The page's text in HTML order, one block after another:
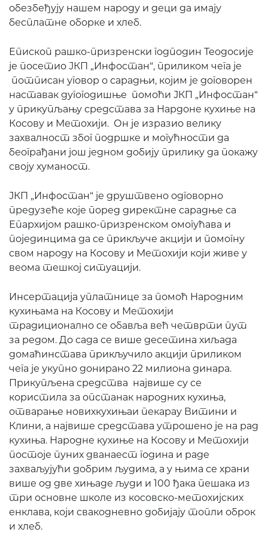
обезбеђују нашем народу и деци да имају
бесплатне оборке и хлеб.
Епископ рашко-призренски годподин Теодосије
је посетио ЈКП „Инфостан“, приликом чега је
потписан уговор о сарадњи, којим је договорен
наставак дугогодишње помоћи ЈКП „Инфостан“
у прикупљању средстава за Нардоне кухиње на
Косову и Метохији. Он је изразио велику
захвалност због подршке и могућности да
београђани још једном добију прилику да покажу
своју хуманост.
ЈКП „Инфостан“ је друштвено одговорно
предузеће које поред директне сарадње са
Епархијом рашко-призренском омогућава и
појединцима да се прикључе акцији и помогну
свом народу на Косову и Метохији који живе у
веома тешкој ситуацији.
Инсертација уплатнице за помоћ Народним
кухињама на Косову и Метохији
традиционално се обавља већ четврти пут
за редом. До сада се више десетина хиљада
домаћинстава прикључило акцији приликом
чега је укупно донирано 22 милиона динара.
Прикупљена средства највише су се
користила за опстанак народних кухиња,
отварање новихкухињаи пекарау Витини и
Клини, а највише средстава утрошено је на рад
кухиња. Народне кухиње на Косову и Метохији
постоје пуних дванаест година и раде
захваљујући добрим људима, а у њима се храни
више од две хињаде људи и 100 ђака пешака из
три основне школе из косовско-метохијских
енклава, који свакодневно добијају топли оброк
и хлеб.